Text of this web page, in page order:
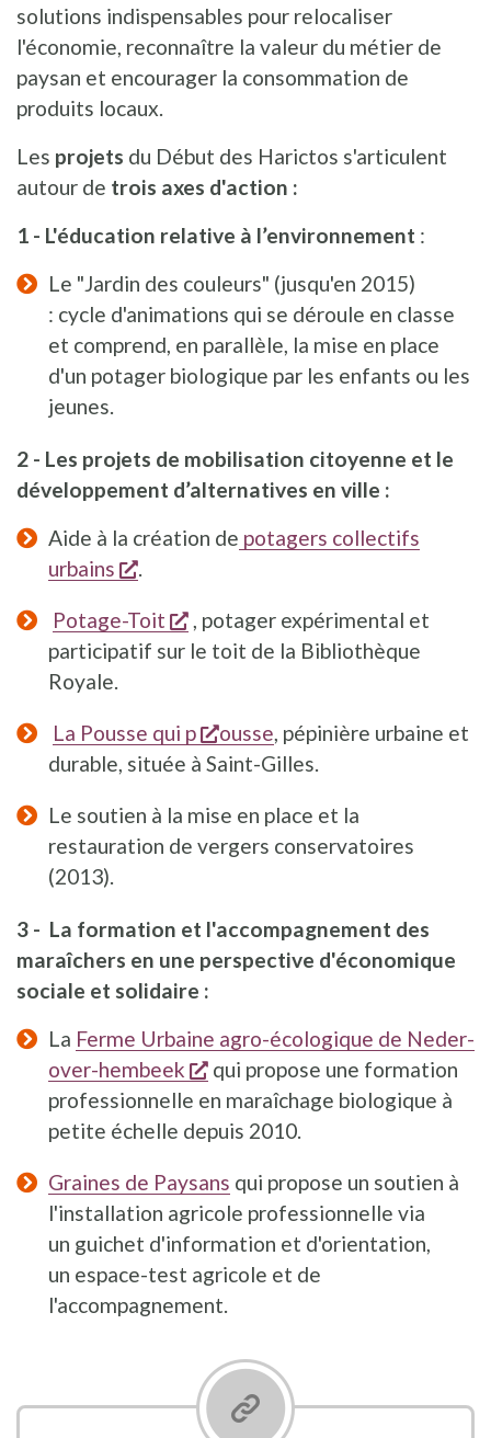
solutions indispensables pour relocaliser
l'économie, reconnaître la valeur du métier de
paysan et encourager la consommation de
produits locaux.
Les projets du Début des Harictos s'articulent
autour de trois axes d'action :
1 - L'éducation relative à l’environnement :
Le "Jardin des couleurs" (jusqu'en 2015)
: cycle d'animations qui se déroule en classe
et comprend, en parallèle, la mise en place
d'un potager biologique par les enfants ou les
jeunes.
2 - Les projets de mobilisation citoyenne et le
développement d’alternatives en ville :
Aide à la création de potagers collectifs
urbains
s'ouvre dans une nouvelle fenêtre
.
Potage-Toit s'ouvre dans une nouvelle
, potager expérimental et
participatif sur le toit de la Bibliothèque
Royale.
La Pousse qui p s'ouvre dans une nouvelle
ousse, pépinière urbaine et
durable, située à Saint-Gilles.
Le soutien à la mise en place et la
restauration de vergers conservatoires
(2013).
3 - La formation et l'accompagnement des
maraîchers en une perspective d'économique
sociale et solidaire :
La Ferme Urbaine agro-écologique de Neder-
over-hembeek
s'ouvre dans une nouvelle
qui propose une formation
professionnelle en maraîchage biologique à
petite échelle depuis 2010.
Graines de Paysans qui propose un soutien à
l'installation agricole professionnelle via
un guichet d'information et d'orientation,
un espace-test agricole et de
l'accompagnement.